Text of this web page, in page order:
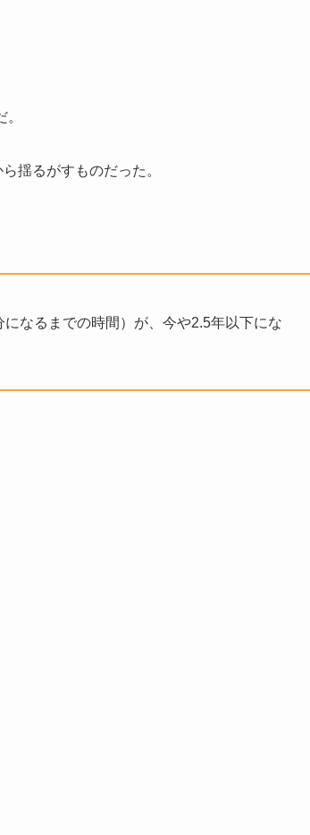
揺るがすものだった。
なるまでの時間）が、今や2.5年以下にな